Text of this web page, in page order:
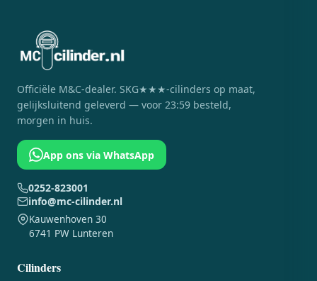
Officiële M&C-dealer. SKG★★★-cilinders op maat,
gelijksluitend geleverd — voor 23:59 besteld,
morgen in huis.
App ons via WhatsApp
0252-823001
info@mc-cilinder.nl
Kauwenhoven 30
6741 PW Lunteren
Cilinders